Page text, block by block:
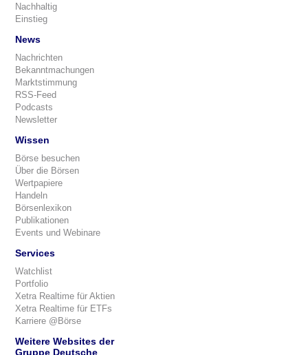
Nachhaltig
Einstieg
News
Nachrichten
Bekanntmachungen
Marktstimmung
RSS-Feed
Podcasts
Newsletter
Wissen
Börse besuchen
Über die Börsen
Wertpapiere
Handeln
Börsenlexikon
Publikationen
Events und Webinare
Services
Watchlist
Portfolio
Xetra Realtime für Aktien
Xetra Realtime für ETFs
Karriere @Börse
Weitere Websites der
Gruppe Deutsche